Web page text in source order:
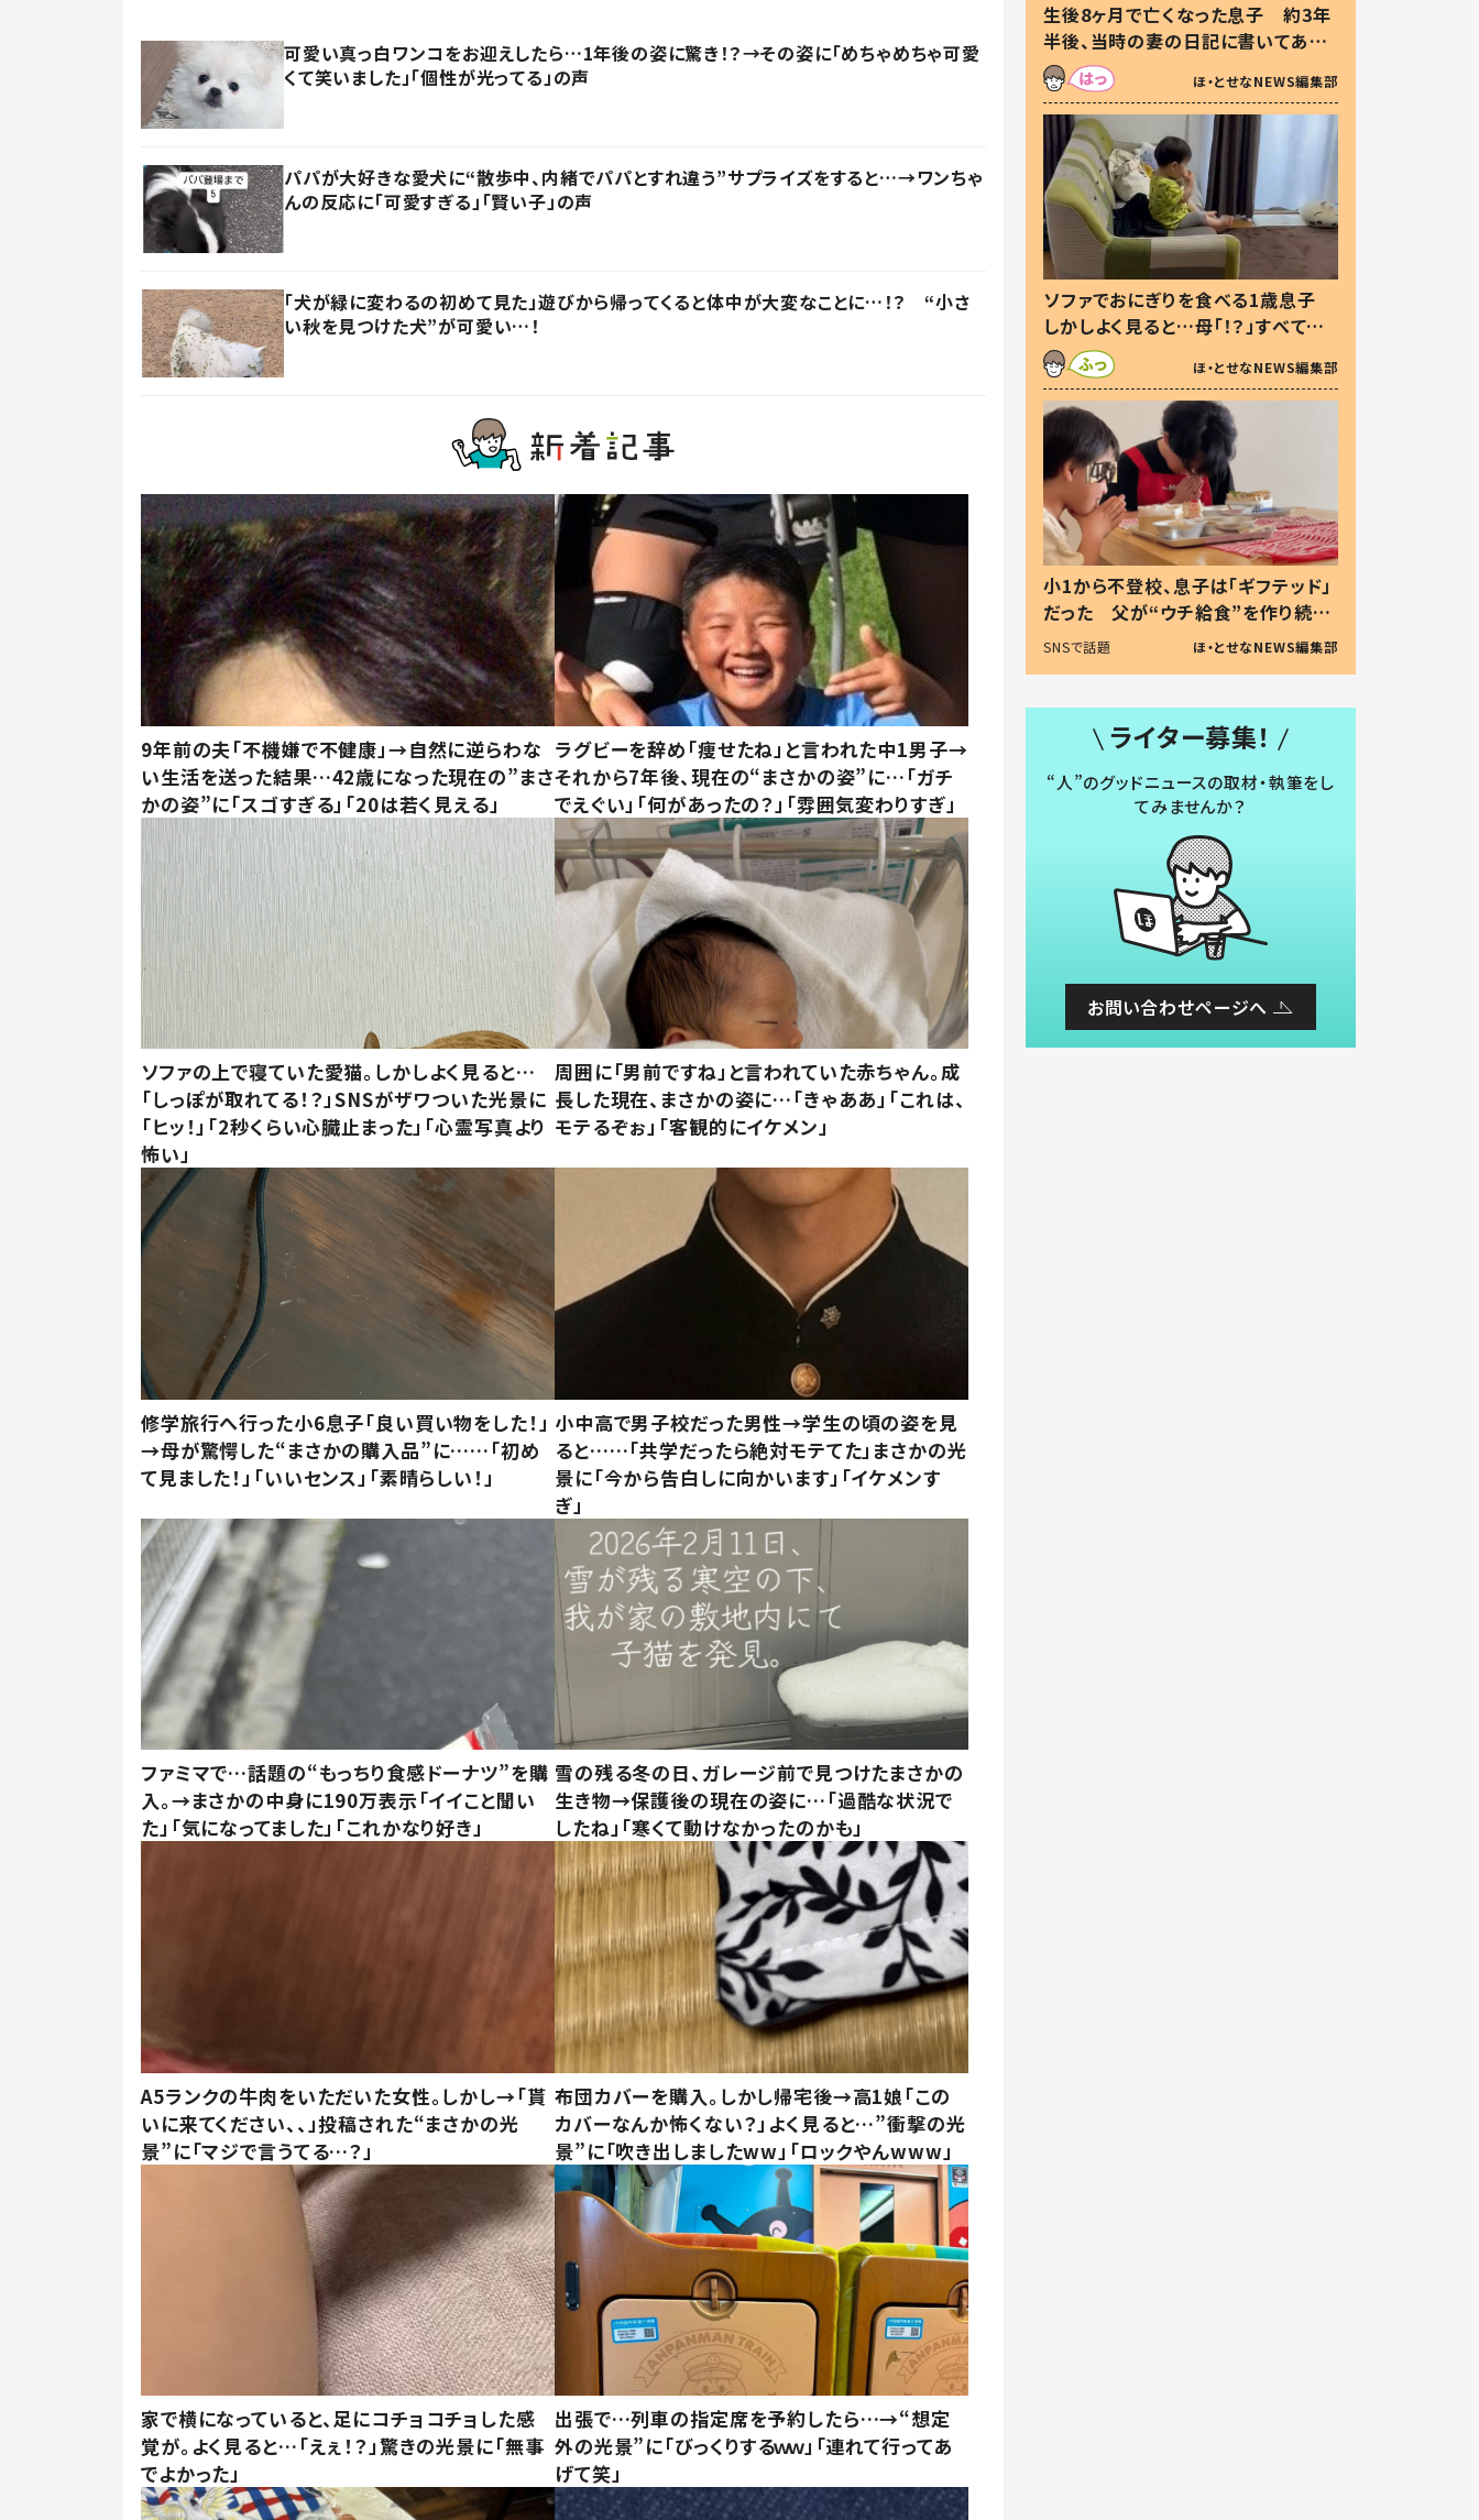
可愛い真っ白ワンコをお迎えしたら…1年後の姿に驚き！？→その姿に「めちゃめちゃ可愛
くて笑いました」「個性が光ってる」の声
パパが大好きな愛犬に“散歩中、内緒でパパとすれ違う”サプライズをすると…→ワンちゃ
んの反応に「可愛すぎる」「賢い子」の声
「犬が緑に変わるの初めて見た」遊びから帰ってくると体中が大変なことに…！？ “小さ
い秋を見つけた犬”が可愛い…！
9年前の夫「不機嫌で不健康」→自然に逆らわな
い生活を送った結果…42歳になった現在の”まさ
かの姿”に「スゴすぎる」「20は若く見える」
ラグビーを辞め「痩せたね」と言われた中1男子→
それから7年後、現在の“まさかの姿”に…「ガチ
でえぐい」「何があったの？」「雰囲気変わりすぎ」
ソファの上で寝ていた愛猫。しかしよく見ると…
「しっぽが取れてる！？」SNSがザワついた光景に
「ヒッ！」「2秒くらい心臓止まった」「心霊写真より
怖い」
周囲に「男前ですね」と言われていた赤ちゃん。成
長した現在、まさかの姿に…「きゃああ」「これは、
モテるぞぉ」「客観的にイケメン」
修学旅行へ行った小6息子「良い買い物をした！」
→母が驚愕した“まさかの購入品”に……「初め
て見ました！」「いいセンス」「素晴らしい！」
小中高で男子校だった男性→学生の頃の姿を見
ると……「共学だったら絶対モテてた」まさかの光
景に「今から告白しに向かいます」「イケメンす
ぎ」
ファミマで…話題の“もっちり食感ドーナツ”を購
入。→まさかの中身に190万表示「イイこと聞い
た」「気になってました」「これかなり好き」
雪の残る冬の日、ガレージ前で見つけたまさかの
生き物→保護後の現在の姿に…「過酷な状況で
したね」「寒くて動けなかったのかも」
A5ランクの牛肉をいただいた女性。しかし→「貰
いに来てください、、」投稿された“まさかの光
景”に「マジで言うてる…？」
布団カバーを購入。しかし帰宅後→高1娘「この
カバーなんか怖くない？」よく見ると…”衝撃の光
景”に「吹き出しましたww」「ロックやんwww」
家で横になっていると、足にコチョコチョした感
覚が。よく見ると…「えぇ！？」驚きの光景に「無事
でよかった」
出張で…列車の指定席を予約したら…→“想定
外の光景”に「びっくりするｗｗ」「連れて行ってあ
げて笑」
生後8ヶ月で亡くなった息子 約3年
半後、当時の妻の日記に書いてあっ
た本音とは
ほ・とせなNEWS編集部
ソファでおにぎりを食べる1歳息子
しかしよく見ると…母「！？」すべてを
察した母の投稿に「可愛いから許
す！」「現行犯〜」
ほ・とせなNEWS編集部
小1から不登校、息子は「ギフテッド」
だった 父が“ウチ給食”を作り続け
る理由とは #令和の親 #令和の子
SNSで話題 ほ・とせなNEWS編集部
ライター募集！
“人”のグッドニュースの取材・執筆をし
てみませんか？
お問い合わせページへ